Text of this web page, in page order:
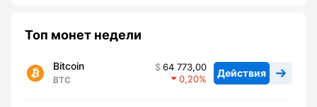
Топ монет недели
Bitcoin
BTC
64 773,00
0,20
Действия